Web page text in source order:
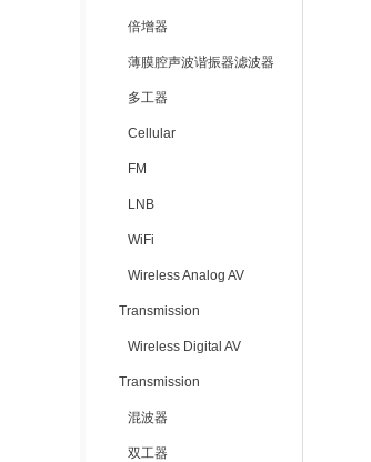
倍增器
薄膜腔声波谐振器滤波器
多工器
Cellular
FM
LNB
WiFi
Wireless Analog AV
Transmission
Wireless Digital AV
Transmission
混波器
双工器